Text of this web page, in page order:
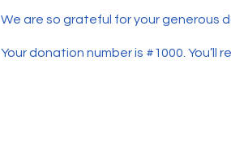
We are so grateful for your generous
Your donation number is #1000. You’ll